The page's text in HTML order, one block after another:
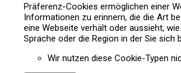
Präferenz-Cookies ermöglichen einer
Informationen zu erinnern, die die Art
eine Webseite verhält oder aussieht,
Sprache oder die Region in der Sie sich
Wir nutzen diese Cookie-Typen